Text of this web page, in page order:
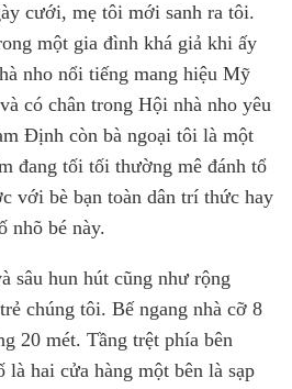
cưới, mẹ tôi mới sanh ra tôi.
một gia đình khá giả khi ấy
nho nổi tiếng mang hiệu Mỹ
có chân trong Hội nhà nho yêu
Định còn bà ngoại tôi là một
đang tối tối thường mê đánh tổ
với bè bạn toàn dân trí thức hay
nhõ bé này.
sâu hun hút cũng như rộng
chúng tôi. Bế ngang nhà cỡ 8
20 mét. Tầng trệt phía bên
là hai cửa hàng một bên là sạp